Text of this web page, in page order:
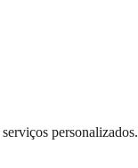
personalizados.